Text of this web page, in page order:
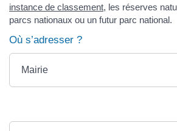
instance de classement, les réserves
parcs nationaux ou un futur parc national.
Où s’adresser ?
Mairie